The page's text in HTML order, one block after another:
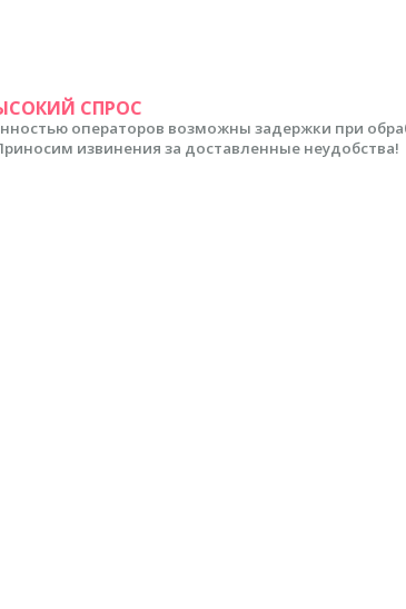
СПРОС
операторов возможны задержки при
извинения за доставленные неудобства!